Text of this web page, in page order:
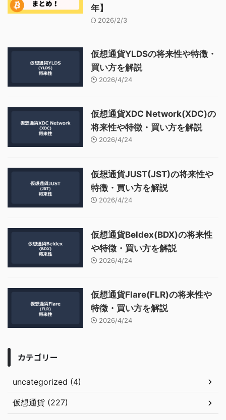
年】
2026/2/3
仮想通貨YLDSの将来性や特徴・
買い方を解説
2026/4/24
仮想通貨XDC Network(XDC)の
将来性や特徴・買い方を解説
2026/4/24
仮想通貨JUST(JST)の将来性や
特徴・買い方を解説
2026/4/24
仮想通貨Beldex(BDX)の将来性
や特徴・買い方を解説
2026/4/24
仮想通貨Flare(FLR)の将来性や
特徴・買い方を解説
2026/4/24
カテゴリー
uncategorized (4)
仮想通貨 (227)